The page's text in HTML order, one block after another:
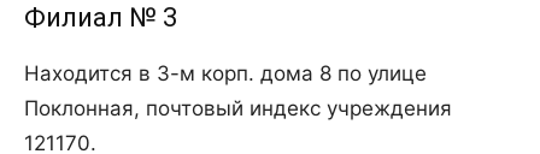
Филиал № 3
Находится в 3-м корп. дома 8 по улице
Поклонная, почтовый индекс учреждения
121170.